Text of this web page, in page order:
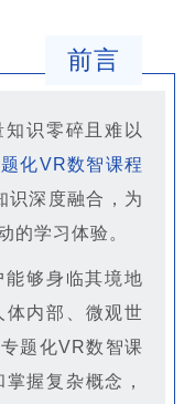
前言
识零碎且难以
化VR数智课程
识深度融合，为
的学习体验。
够身临其境地
内部、微观世
题化VR数智课
握复杂概念，